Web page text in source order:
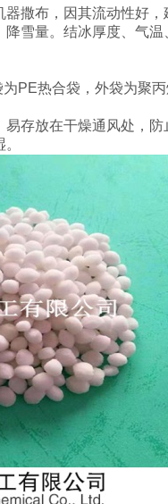
撒布，因其流动性好
雪量。结冰厚度、气
PE热合袋，外袋为聚
存放在干燥通风处，